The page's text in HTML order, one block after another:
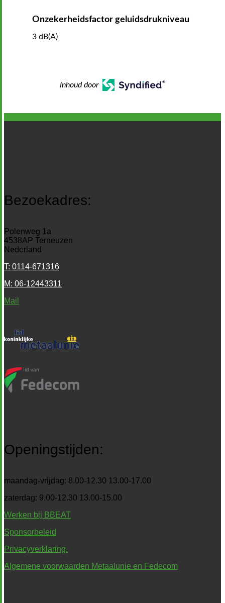
Onzekerheidsfactor geluidsdrukniveau
3 dB(A)
Inhoud door
Bezoekadres:
Polenweg 1a
4538AP Terneuzen
Nederland
T: 0114-671316
M: 06-12443311
Mail
Openingstijden:
maandag-vrijdag: 8.00-12.30 13.00-17.00
zaterdag: 9.00-12.30 13.00-15.00
Werken bij BBEAT
Sponsorbeleid
Privacyverklaring.
Algemene voorwaarden Metaalunie en Fedecom